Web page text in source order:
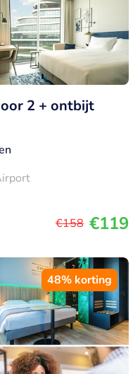
2 + ontbijt
€158 €119
48% korting